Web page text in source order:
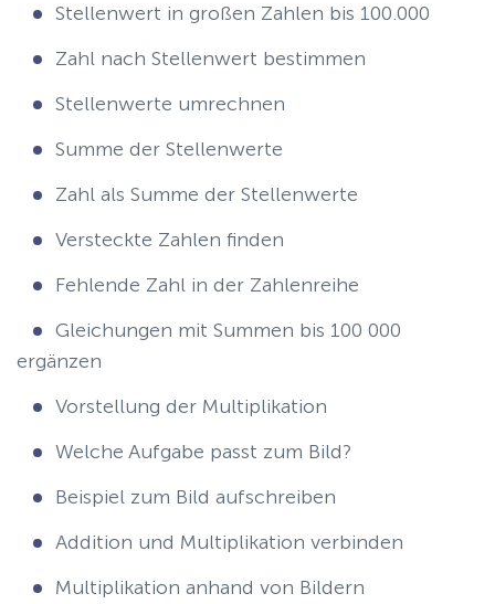
Stellenwert in großen Zahlen bis 100.000
Zahl nach Stellenwert bestimmen
Stellenwerte umrechnen
Summe der Stellenwerte
Zahl als Summe der Stellenwerte
Versteckte Zahlen finden
Fehlende Zahl in der Zahlenreihe
Gleichungen mit Summen bis 100 000
ergänzen
Vorstellung der Multiplikation
Welche Aufgabe passt zum Bild?
Beispiel zum Bild aufschreiben
Addition und Multiplikation verbinden
Multiplikation anhand von Bildern